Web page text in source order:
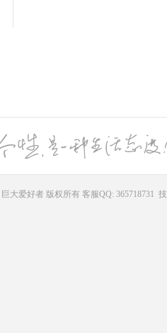
巨大爱好者版权所有 客服QQ: 365718731